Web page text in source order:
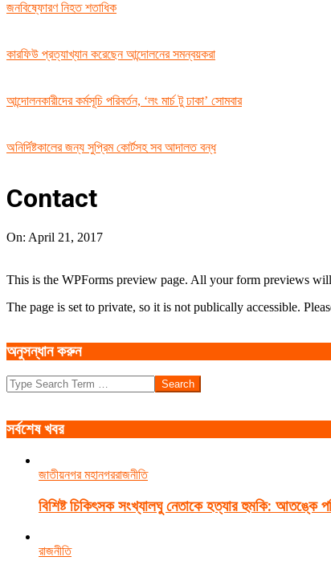
জনবিষ্ফোরণ নিহত শতাধিক
কারফিউ প্রত্যাখ্যান করেছেন আন্দোলনের সমন্বয়করা
আন্দোলনকারীদের কর্মসূচি পরিবর্তন, ‘লং মার্চ টু ঢাকা’ সোমবার
অনির্দিষ্টকালের জন্য সুপ্রিম কোর্টসহ সব আদালত বন্ধ
Contact
On: April 21, 2017
This is the WPForms preview page. All your form previews
The page is set to private, so it is not publically accessible.
04-
21
অনুসন্ধান করুন
Search
সর্বশেষ খবর
জাতীয়নগর মহানগররাজনীতি
বিশিষ্ট চিকিৎসক সংখ্যালঘু নেতাকে হত্যার হুমকি: আতঙ্কে
রাজনীতি